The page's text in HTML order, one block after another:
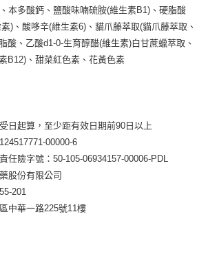
本多酸鈣、鹽酸味喃硫胺(維生素B1)、硬脂酸
)、酸哆辛(維生素6)、貓爪藤萃取(貓爪藤萃取、
酸、乙酸d1-0-生育醇醋(維生素)白甘蔗蠟萃取、
B12)、甜菜紅色素、花黃色素
日起算，至少距有效日期前90日以上
00000-6
任險字號：50-105-06934157-00006-PDL
股份有限公司
201
中華一路225號11樓